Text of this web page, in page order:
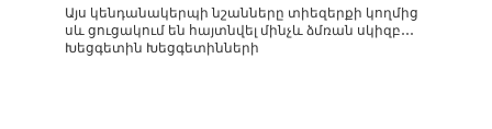
Այս կենդանակերպի նշանները տիեզերքի կողմից
սև ցուցակում են հայտնվել մինչև ձմռան սկիզբ․․․
Խեցգետին Խեցգետինների